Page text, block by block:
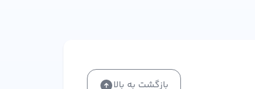
بازگشت به بالا